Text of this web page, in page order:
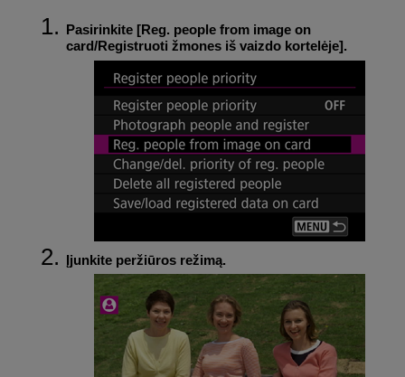
Pasirinkite [Reg. people from image on
card/Registruoti žmones iš vaizdo kortelėje].
Įjunkite peržiūros režimą.